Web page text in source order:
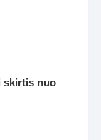
skirtis nuo